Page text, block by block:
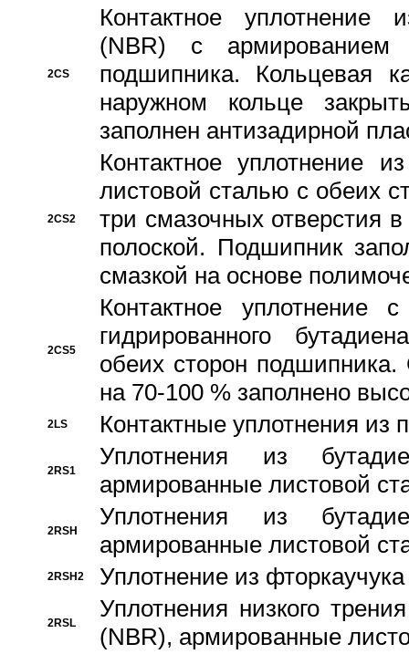
2CS
Контактное уплотнение
(NBR) с
подшипника. Кольцевая
наружном кольце
заполнен антизадирной
2CS2
Контактное уплотнение
листовой сталью с обеих
три смазочных отверстия
полоской. Подшипник
смазкой на основе
2CS5
Контактное уплотнение
гидрированного
обеих сторон
на 70-100 % заполнено
2LS Контактные уплотнения из
2RS1
Уплотнения из
армированные листовой
2RSH
Уплотнения из
армированные листовой
2RSH2 Уплотнение из
2RSL
Уплотнения низкого
(NBR), армированные